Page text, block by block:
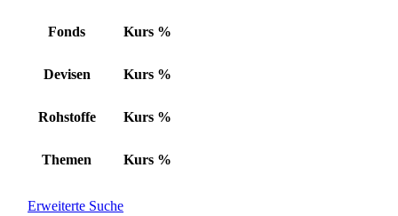
Fonds Kurs %
Devisen Kurs %
Rohstoffe Kurs %
Themen Kurs %
Erweiterte Suche